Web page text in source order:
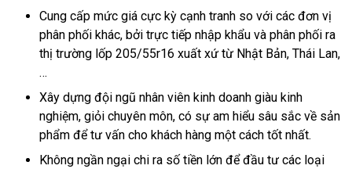
Cung cấp mức giá cực kỳ cạnh tranh so với các đơn vị
phân phối khác, bởi trực tiếp nhập khẩu và phân phối ra
thị trường lốp 205/55r16 xuất xứ từ Nhật Bản, Thái Lan,
…
Xây dựng đội ngũ nhân viên kinh doanh giàu kinh
nghiệm, giỏi chuyên môn, có sự am hiểu sâu sắc về sản
phẩm để tư vấn cho khách hàng một cách tốt nhất.
Không ngần ngại chi ra số tiền lớn để đầu tư các loại